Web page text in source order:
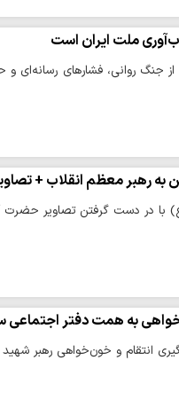
ملت ایران است
روانی، فشارهای رسانه‌ای و
به رهبر معظم انقلاب +
با در دست گرفتن تصاویر حضرت
به همت دفتر اجتماعی
انتقام و خون‌خواهی رهبر